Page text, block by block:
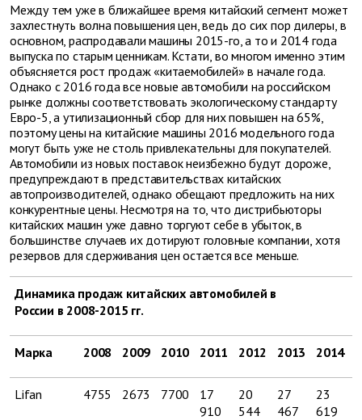
Между тем уже в ближайшее время китайский сегмент может
захлестнуть волна повышения цен, ведь до сих пор дилеры, в
основном, распродавали машины 2015-го, а то и 2014 года
выпуска по старым ценникам. Кстати, во многом именно этим
объясняется рост продаж «китаемобилей» в начале года.
Однако с 2016 года все новые автомобили на российском
рынке должны соответствовать экологическому стандарту
Евро-5, а утилизационный сбор для них повышен на 65%,
поэтому цены на китайские машины 2016 модельного года
могут быть уже не столь привлекательны для покупателей.
Автомобили из новых поставок неизбежно будут дороже,
предупреждают в представительствах китайских
автопроизводителей, однако обещают предложить на них
конкурентные цены. Несмотря на то, что дистрибьюторы
китайских машин уже давно торгуют себе в убыток, в
большинстве случаев их дотируют головные компании, хотя
резервов для сдерживания цен остается все меньше.
Динамика продаж китайских автомобилей в
России в 2008-2015 гг.
Марка 2008 2009 2010 2011 2012 2013 2014
Lifan 4755 2673 7700
17
910
20
544
27
467
23
619